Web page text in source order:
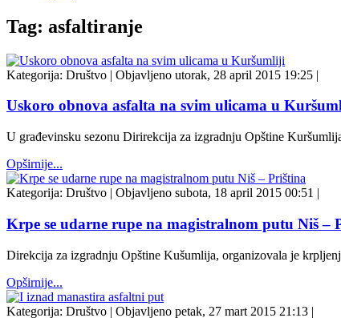
Tag: asfaltiranje
Kategorija: Društvo | Objavljeno utorak, 28 april 2015 19:25 |
Uskoro obnova asfalta na svim ulicama u
U građevinsku sezonu Dirirekcija za izgradnju Opštine
Opširnije...
Kategorija: Društvo | Objavljeno subota, 18 april 2015 00:51 |
Krpe se udarne rupe na magistralnom putu Niš –
Direkcija za izgradnju Opštine Kušumlija, organizovala je
Opširnije...
Kategorija: Društvo | Objavljeno petak, 27 mart 2015 21:13 |